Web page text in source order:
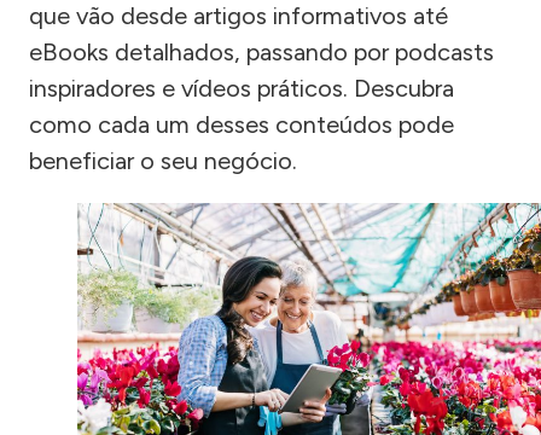
que vão desde artigos informativos até
eBooks detalhados, passando por podcasts
inspiradores e vídeos práticos. Descubra
como cada um desses conteúdos pode
beneficiar o seu negócio.